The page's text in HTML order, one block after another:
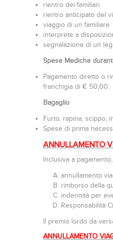
rientro dei familiari
rientro anticipato del
viaggio di un familiare
interprete a
segnalazione di un
Spese Mediche
Pagamento diretto o
franchigia di € 50,00.
Bagaglio
Furto, rapina, scippo,
Spese di prima
ANNULLAMENTO
Inclusiva a
annullamento
rimborso della
indennità per
Responsabilità
Il premio lordo da
ANNULLAMENTO